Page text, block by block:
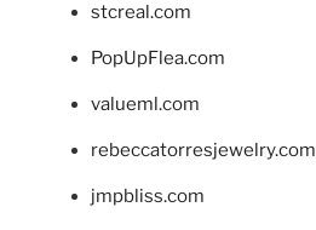
stcreal.com
PopUpFlea.com
valueml.com
rebeccatorresjewelry.com
jmpbliss.com